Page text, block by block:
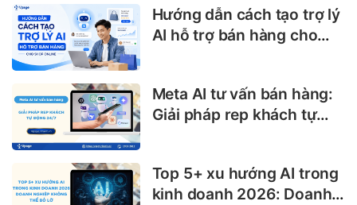
Hướng dẫn cách tạo trợ lý
AI hỗ trợ bán hàng cho
Meta AI tư vấn bán hàng:
Giải pháp rep khách tự
Top 5+ xu hướng AI trong
kinh doanh 2026: Doanh